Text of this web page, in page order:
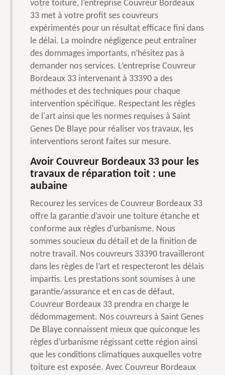
votre toiture, l’entreprise Couvreur Bordeaux
33 met à votre profit ses couvreurs
expérimentés pour un résultat efficace fini dans
le délai. La moindre négligence peut entraîner
des dommages importants, n’hésitez pas à
demander nos services. L’entreprise Couvreur
Bordeaux 33 intervenant à 33390 a des
méthodes et des techniques pour chaque
intervention spécifique. Respectant les règles
de l'art ainsi que les normes requises à Saint
Genes De Blaye pour réaliser vos travaux, les
interventions seront faites sur mesure.
Avoir Couvreur Bordeaux 33 pour les
travaux de réparation toit : une
aubaine
Recourez les services de Couvreur Bordeaux 33
offre la garantie d’avoir une toiture étanche et
conforme aux règles d’urbanisme. Nous
sommes soucieux du détail et de la finition de
notre travail. Nos couvreurs 33390 travailleront
dans les règles de l’art et respecteront les délais
impartis. Les prestations sont soumises à une
garantie/assurance et en cas de défaut,
Couvreur Bordeaux 33 prendra en charge le
dédommagement. Nos couvreurs à Saint Genes
De Blaye connaissent mieux que quiconque les
règles d’urbanisme régissant cette région ainsi
que les conditions climatiques auxquelles votre
toiture est exposée. Avec Couvreur Bordeaux